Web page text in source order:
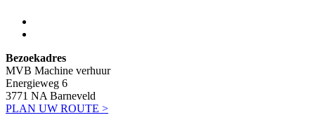
Bezoekadres
MVB Machine verhuur
Energieweg 6
3771 NA Barneveld
PLAN UW ROUTE >